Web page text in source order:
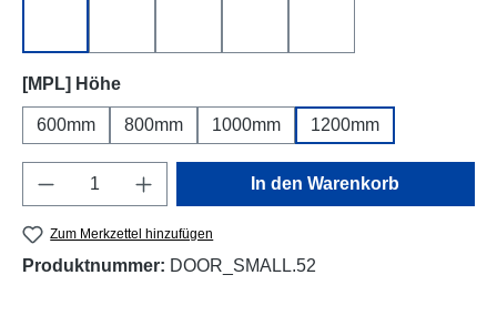
[MPL] Höheauswählen
600mm 800mm 1000mm 1200mm
Produkt Anzahl: Gib den gewünschten
In den Warenkorb
Zum Merkzettel hinzufügen
Produktnummer: DOOR_SMALL.52